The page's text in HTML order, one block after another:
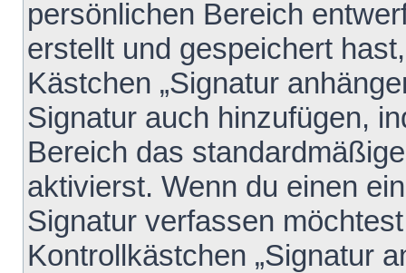
persönlichen Bereich
erstellt und gespeichert
Kästchen „Signatur
Signatur auch hinzufügen,
Bereich das
aktivierst. Wenn du einen
Signatur verfassen
Kontrollkästchen „Signatur